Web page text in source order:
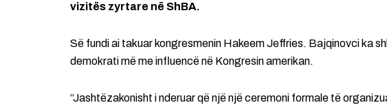
vizitës zyrtare në ShBA.
Së fundi ai takuar kongresmenin Hakeem Jeffries. Bajqinovci ka
demokrati më me influencë në Kongresin amerikan.
“Jashtëzakonisht i nderuar që një një ceremoni formale të